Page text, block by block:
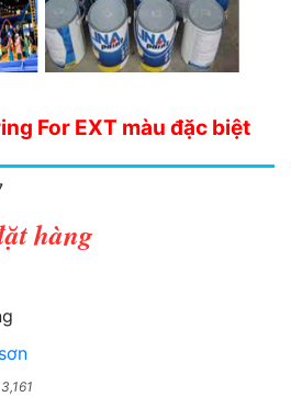
For EXT màu đặc biệt
hàng
3,161